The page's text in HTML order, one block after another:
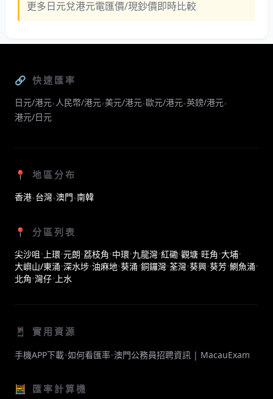
更多日元兌港元電匯價/現鈔價即時比較
🔗 快速匯率
日元/港元•人民幣/港元•美元/港元•歐元/港元•英鎊/港元•
港元/日元
📍 地區分布
香港•台灣•澳門•南韓
📍 分區列表
尖沙咀• 上環•元朗•荔枝角•中環•九龍灣•紅磡•觀塘•旺角•大埔•
大嶼山/東涌•深水埗•油麻地•葵涌•銅鑼灣•荃灣•葵興•葵芳•鰂魚涌•
北角•灣仔• 上水
📱 實用資源
手機APP下載•如何看匯率•澳門公務員招聘資訊 | MacauExam
🧮 匯率計算機